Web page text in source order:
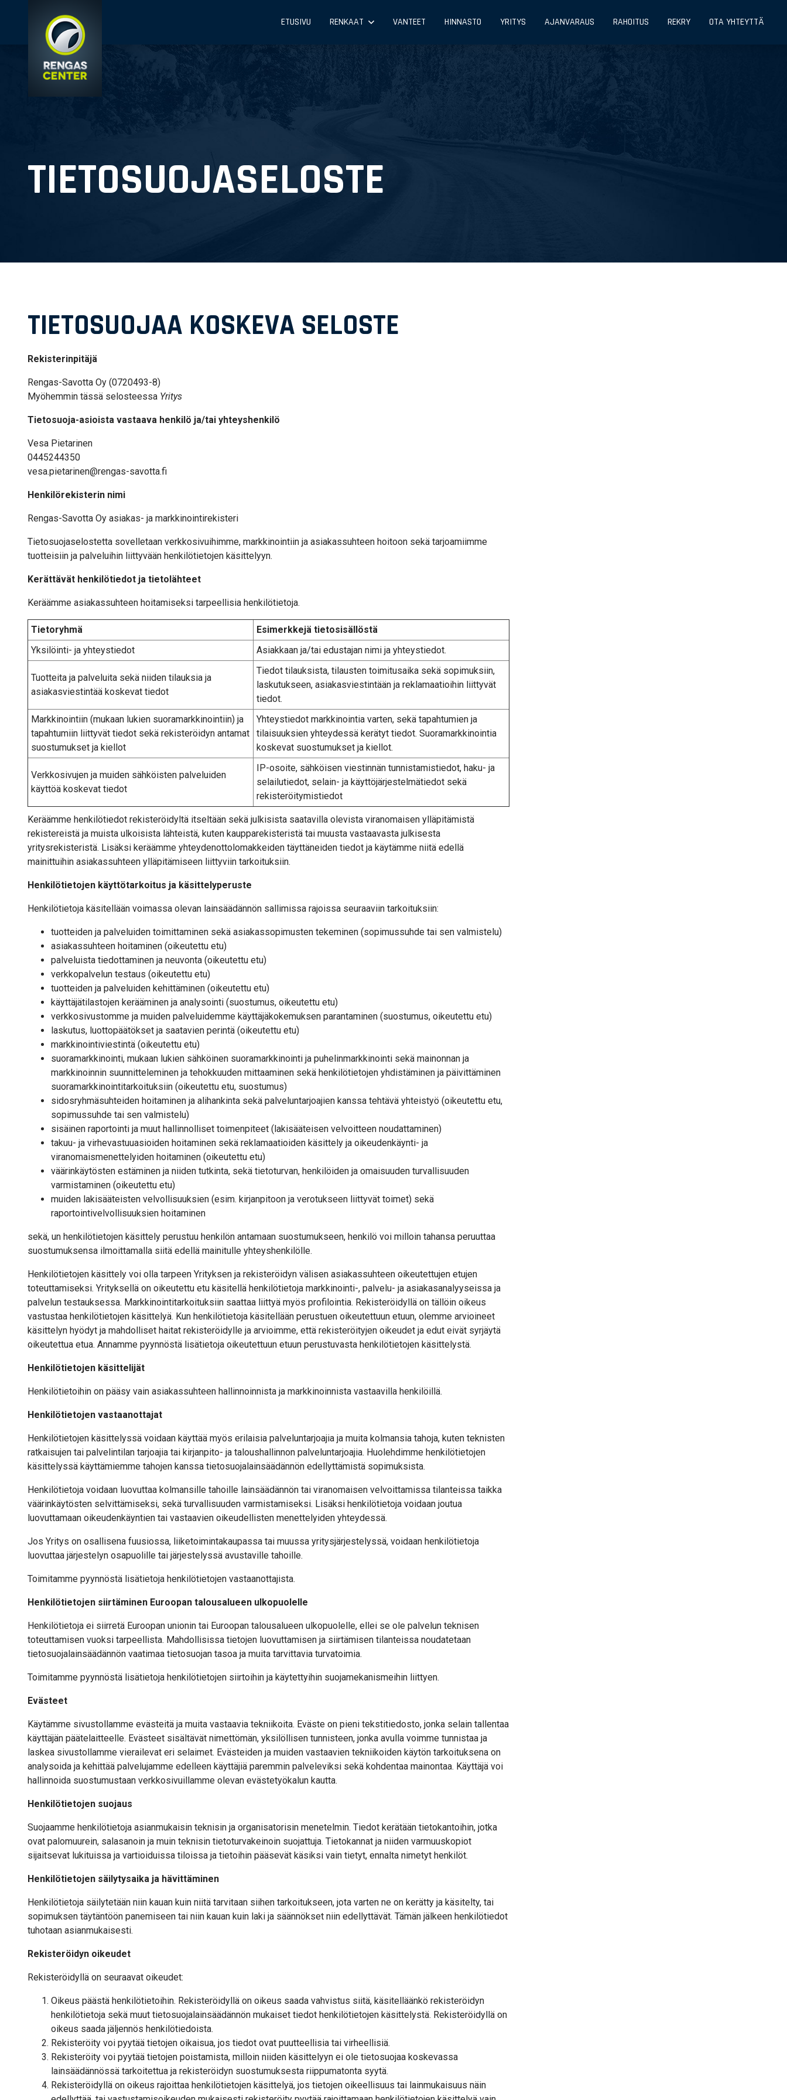
ETUSIVU RENKAAT VANTEET HINNASTO YRITYS AJANVARAUS RAHOITUS REKRY OTA YHTEYTTÄ
TIETOSUOJASELOSTE
TIETOSUOJAA KOSKEVA SELOSTE
Rekisterinpitäjä
Rengas-Savotta Oy (0720493-8)
Myöhemmin tässä selosteessa Yritys
Tietosuoja-asioista vastaava henkilö ja/tai yhteyshenkilö
Vesa Pietarinen
0445244350
vesa.pietarinen@rengas-savotta.fi
Henkilörekisterin nimi
Rengas-Savotta Oy asiakas- ja markkinointirekisteri
Tietosuojaselostetta sovelletaan verkkosivuihimme, markkinointiin ja asiakassuhteen hoitoon sekä tarjoamiimme
tuotteisiin ja palveluihin liittyvään henkilötietojen käsittelyyn.
Kerättävät henkilötiedot ja tietolähteet
Keräämme asiakassuhteen hoitamiseksi tarpeellisia henkilötietoja.
Tietoryhmä
Esimerkkejä tietosisällöstä
Yksilöinti- ja yhteystiedot
Asiakkaan ja/tai edustajan nimi ja yhteystiedot.
Tuotteita ja palveluita sekä niiden tilauksia ja
asiakasviestintää koskevat tiedot
Tiedot tilauksista, tilausten toimitusaika sekä sopimuksiin,
laskutukseen, asiakasviestintään ja reklamaatioihin liittyvät
tiedot.
Markkinointiin (mukaan lukien suoramarkkinointiin) ja
tapahtumiin liittyvät tiedot sekä rekisteröidyn antamat
suostumukset ja kiellot
Yhteystiedot markkinointia varten, sekä tapahtumien ja
tilaisuuksien yhteydessä kerätyt tiedot. Suoramarkkinointia
koskevat suostumukset ja kiellot.
Verkkosivujen ja muiden sähköisten palveluiden
käyttöä koskevat tiedot
IP-osoite, sähköisen viestinnän tunnistamistiedot, haku- ja
selailutiedot, selain- ja käyttöjärjestelmätiedot sekä
rekisteröitymistiedot
Keräämme henkilötiedot rekisteröidyltä itseltään sekä julkisista saatavilla olevista viranomaisen ylläpitämistä
rekistereistä ja muista ulkoisista lähteistä, kuten kaupparekisteristä tai muusta vastaavasta julkisesta
yritysrekisteristä. Lisäksi keräämme yhteydenottolomakkeiden täyttäneiden tiedot ja käytämme niitä edellä
mainittuihin asiakassuhteen ylläpitämiseen liittyviin tarkoituksiin.
Henkilötietojen käyttötarkoitus ja käsittelyperuste
Henkilötietoja käsitellään voimassa olevan lainsäädännön sallimissa rajoissa seuraaviin tarkoituksiin:
tuotteiden ja palveluiden toimittaminen sekä asiakassopimusten tekeminen (sopimussuhde tai sen valmistelu)
asiakassuhteen hoitaminen (oikeutettu etu)
palveluista tiedottaminen ja neuvonta (oikeutettu etu)
verkkopalvelun testaus (oikeutettu etu)
tuotteiden ja palveluiden kehittäminen (oikeutettu etu)
käyttäjätilastojen kerääminen ja analysointi (suostumus, oikeutettu etu)
verkkosivustomme ja muiden palveluidemme käyttäjäkokemuksen parantaminen (suostumus, oikeutettu etu)
laskutus, luottopäätökset ja saatavien perintä (oikeutettu etu)
markkinointiviestintä (oikeutettu etu)
suoramarkkinointi, mukaan lukien sähköinen suoramarkkinointi ja puhelinmarkkinointi sekä mainonnan ja
markkinoinnin suunnitteleminen ja tehokkuuden mittaaminen sekä henkilötietojen yhdistäminen ja päivittäminen
suoramarkkinointitarkoituksiin (oikeutettu etu, suostumus)
sidosryhmäsuhteiden hoitaminen ja alihankinta sekä palveluntarjoajien kanssa tehtävä yhteistyö (oikeutettu etu,
sopimussuhde tai sen valmistelu)
sisäinen raportointi ja muut hallinnolliset toimenpiteet (lakisääteisen velvoitteen noudattaminen)
takuu- ja virhevastuuasioiden hoitaminen sekä reklamaatioiden käsittely ja oikeudenkäynti- ja
viranomaismenettelyiden hoitaminen (oikeutettu etu)
väärinkäytösten estäminen ja niiden tutkinta, sekä tietoturvan, henkilöiden ja omaisuuden turvallisuuden
varmistaminen (oikeutettu etu)
muiden lakisääteisten velvollisuuksien (esim. kirjanpitoon ja verotukseen liittyvät toimet) sekä
raportointivelvollisuuksien hoitaminen
sekä, un henkilötietojen käsittely perustuu henkilön antamaan suostumukseen, henkilö voi milloin tahansa peruuttaa
suostumuksensa ilmoittamalla siitä edellä mainitulle yhteyshenkilölle.
Henkilötietojen käsittely voi olla tarpeen Yrityksen ja rekisteröidyn välisen asiakassuhteen oikeutettujen etujen
toteuttamiseksi. Yrityksellä on oikeutettu etu käsitellä henkilötietoja markkinointi-, palvelu- ja asiakasanalyyseissa ja
palvelun testauksessa. Markkinointitarkoituksiin saattaa liittyä myös profilointia. Rekisteröidyllä on tällöin oikeus
vastustaa henkilötietojen käsittelyä. Kun henkilötietoja käsitellään perustuen oikeutettuun etuun, olemme arvioineet
käsittelyn hyödyt ja mahdolliset haitat rekisteröidylle ja arvioimme, että rekisteröityjen oikeudet ja edut eivät syrjäytä
oikeutettua etua. Annamme pyynnöstä lisätietoja oikeutettuun etuun perustuvasta henkilötietojen käsittelystä.
Henkilötietojen käsittelijät
Henkilötietoihin on pääsy vain asiakassuhteen hallinnoinnista ja markkinoinnista vastaavilla henkilöillä.
Henkilötietojen vastaanottajat
Henkilötietojen käsittelyssä voidaan käyttää myös erilaisia palveluntarjoajia ja muita kolmansia tahoja, kuten teknisten
ratkaisujen tai palvelintilan tarjoajia tai kirjanpito- ja taloushallinnon palveluntarjoajia. Huolehdimme henkilötietojen
käsittelyssä käyttämiemme tahojen kanssa tietosuojalainsäädännön edellyttämistä sopimuksista.
Henkilötietoja voidaan luovuttaa kolmansille tahoille lainsäädännön tai viranomaisen velvoittamissa tilanteissa taikka
väärinkäytösten selvittämiseksi, sekä turvallisuuden varmistamiseksi. Lisäksi henkilötietoja voidaan joutua
luovuttamaan oikeudenkäyntien tai vastaavien oikeudellisten menettelyiden yhteydessä.
Jos Yritys on osallisena fuusiossa, liiketoimintakaupassa tai muussa yritysjärjestelyssä, voidaan henkilötietoja
luovuttaa järjestelyn osapuolille tai järjestelyssä avustaville tahoille.
Toimitamme pyynnöstä lisätietoja henkilötietojen vastaanottajista.
Henkilötietojen siirtäminen Euroopan talousalueen ulkopuolelle
Henkilötietoja ei siirretä Euroopan unionin tai Euroopan talousalueen ulkopuolelle, ellei se ole palvelun teknisen
toteuttamisen vuoksi tarpeellista. Mahdollisissa tietojen luovuttamisen ja siirtämisen tilanteissa noudatetaan
tietosuojalainsäädännön vaatimaa tietosuojan tasoa ja muita tarvittavia turvatoimia.
Toimitamme pyynnöstä lisätietoja henkilötietojen siirtoihin ja käytettyihin suojamekanismeihin liittyen.
Evästeet
Käytämme sivustollamme evästeitä ja muita vastaavia tekniikoita. Eväste on pieni tekstitiedosto, jonka selain tallentaa
käyttäjän päätelaitteelle. Evästeet sisältävät nimettömän, yksilöllisen tunnisteen, jonka avulla voimme tunnistaa ja
laskea sivustollamme vierailevat eri selaimet. Evästeiden ja muiden vastaavien tekniikoiden käytön tarkoituksena on
analysoida ja kehittää palvelujamme edelleen käyttäjiä paremmin palveleviksi sekä kohdentaa mainontaa. Käyttäjä voi
hallinnoida suostumustaan verkkosivuillamme olevan evästetyökalun kautta.
Henkilötietojen suojaus
Suojaamme henkilötietoja asianmukaisin teknisin ja organisatorisin menetelmin. Tiedot kerätään tietokantoihin, jotka
ovat palomuurein, salasanoin ja muin teknisin tietoturvakeinoin suojattuja. Tietokannat ja niiden varmuuskopiot
sijaitsevat lukituissa ja vartioiduissa tiloissa ja tietoihin pääsevät käsiksi vain tietyt, ennalta nimetyt henkilöt.
Henkilötietojen säilytysaika ja hävittäminen
Henkilötietoja säilytetään niin kauan kuin niitä tarvitaan siihen tarkoitukseen, jota varten ne on kerätty ja käsitelty, tai
sopimuksen täytäntöön panemiseen tai niin kauan kuin laki ja säännökset niin edellyttävät. Tämän jälkeen henkilötiedot
tuhotaan asianmukaisesti.
Rekisteröidyn oikeudet
Rekisteröidyllä on seuraavat oikeudet:
Oikeus päästä henkilötietoihin. Rekisteröidyllä on oikeus saada vahvistus siitä, käsitelläänkö rekisteröidyn
henkilötietoja sekä muut tietosuojalainsäädännön mukaiset tiedot henkilötietojen käsittelystä. Rekisteröidyllä on
oikeus saada jäljennös henkilötiedoista.
Rekisteröity voi pyytää tietojen oikaisua, jos tiedot ovat puutteellisia tai virheellisiä.
Rekisteröity voi pyytää tietojen poistamista, milloin niiden käsittelyyn ei ole tietosuojaa koskevassa
lainsäädännössä tarkoitettua ja rekisteröidyn suostumuksesta riippumatonta syytä.
Rekisteröidyllä on oikeus rajoittaa henkilötietojen käsittelyä, jos tietojen oikeellisuus tai lainmukaisuus näin